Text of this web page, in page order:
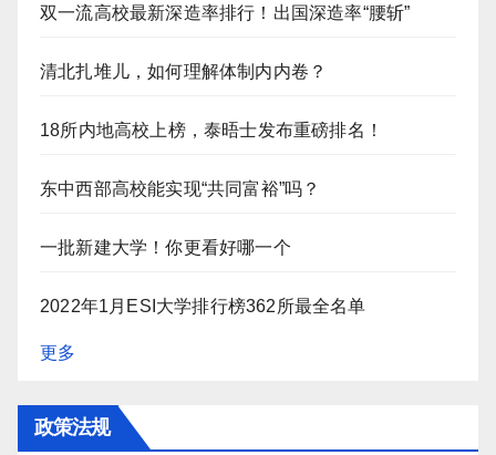
双一流高校最新深造率排行！出国深造率“腰斩”
清北扎堆儿，如何理解体制内内卷？
18所内地高校上榜，泰晤士发布重磅排名！
东中西部高校能实现“共同富裕”吗？
一批新建大学！你更看好哪一个
2022年1月ESI大学排行榜362所最全名单
更多
政策法规